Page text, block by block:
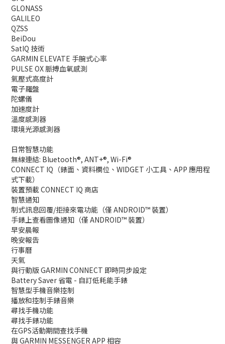
GLONASS
GALILEO
QZSS
BeiDou
SatIQ 技術
GARMIN ELEVATE 手腕式心率
PULSE OX 脈搏血氧感測
氣壓式高度計
電子羅盤
陀螺儀
加速度計
溫度感測器
環境光源感測器
日常智慧功能
無線連結: Bluetooth®, ANT+®, Wi-Fi®
CONNECT IQ（錶面、資料欄位、WIDGET 小工具、APP 應用程
式下載）
裝置預載 CONNECT IQ 商店
智慧通知
制式訊息回覆/拒接來電功能（僅 ANDROID™ 裝置）
手錶上查看圖像通知（僅 ANDROID™ 裝置）
早安晨報
晚安報告
行事曆
天氣
與行動版 GARMIN CONNECT 即時同步設定
Battery Saver 省電 - 自訂低耗能手錶
智慧型手機音樂控制
播放和控制手錶音樂
尋找手機功能
尋找手錶功能
在GPS活動期間查找手機
與 GARMIN MESSENGER APP 相容